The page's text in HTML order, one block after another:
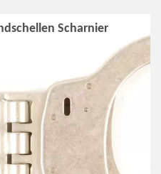
Scharnier